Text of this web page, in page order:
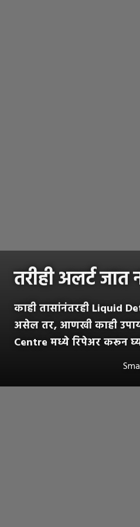
तरीही अलर्ट
काही तासांनंतरही Liquid
असेल तर, आणखी काही
Centre मध्ये रिपेअर करून